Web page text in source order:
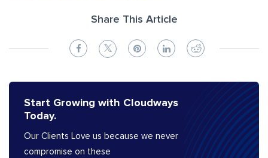
Share This Article
Start Growing with Cloudways
Today.
Our Clients Love us because we never
compromise on these